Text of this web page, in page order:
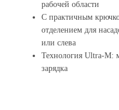
рабочей области
С практичным
отделением для
или слева
Технология Ultra-M:
зарядка